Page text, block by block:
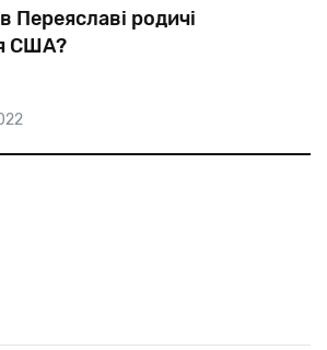
Переяславі родичі
США?
євреї складали до 40%